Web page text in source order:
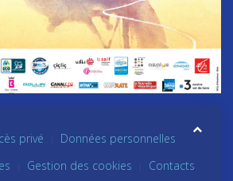
privé
Données personnelles
Gestion des cookies Contacts